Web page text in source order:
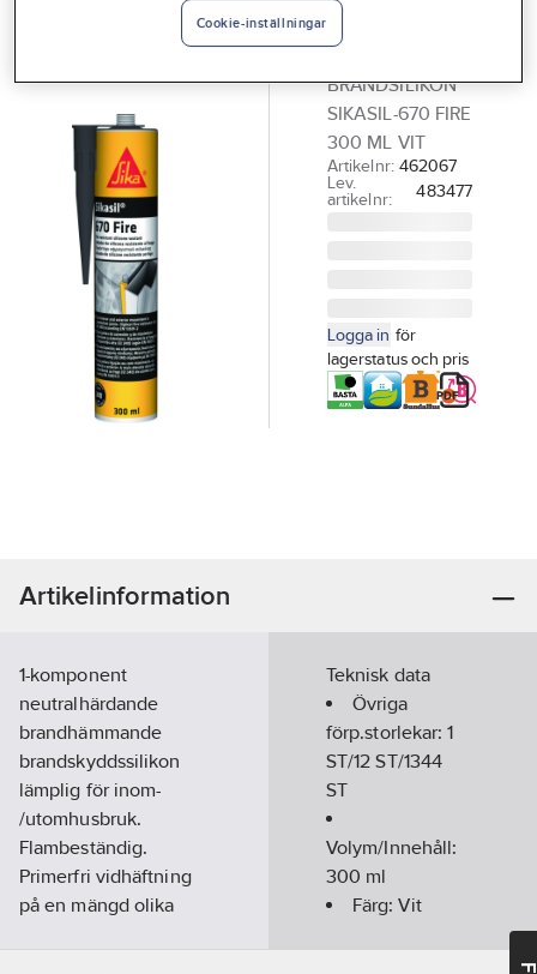
Fire
BRANDSILIKON
SIKASIL-670 FIRE
300 ML VIT
Artikelnr: 462067
Lev.
artikelnr:
483477
Logga in för
lagerstatus och pris
Artikelinformation
1-komponent
neutralhärdande
brandhämmande
brandskyddssilikon
lämplig för inom-
/utomhusbruk.
Flambeständig.
Primerfri vidhäftning
på en mängd olika
Teknisk data
Övriga
förp.storlekar:1
ST/12 ST/1344
ST
Volym/Innehåll:
300 ml
Färg:Vit
Cookie-inställningar